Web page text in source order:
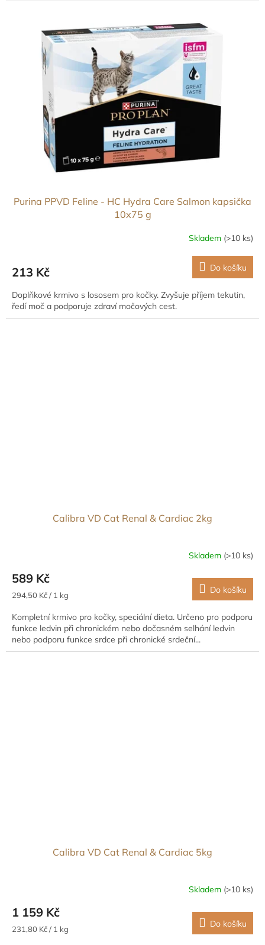
Purina PPVD Feline - HC Hydra Care Salmon kapsička
10x75 g
Skladem (>10 ks)
213 Kč Do košíku
Doplňkové krmivo s lososem pro kočky. Zvyšuje příjem tekutin,
ředí moč a podporuje zdraví močových cest.
Calibra VD Cat Renal & Cardiac 2kg
Skladem (>10 ks)
589 Kč
Měrná
294,50 Kč / 1 kg Do košíku
Kompletní krmivo pro kočky, speciální dieta. Určeno pro podporu
funkce ledvin při chronickém nebo dočasném selhání ledvin
nebo podporu funkce srdce při chronické srdeční...
Calibra VD Cat Renal & Cardiac 5kg
Skladem (>10 ks)
1 159 Kč
Měrná
231,80 Kč / 1 kg Do košíku